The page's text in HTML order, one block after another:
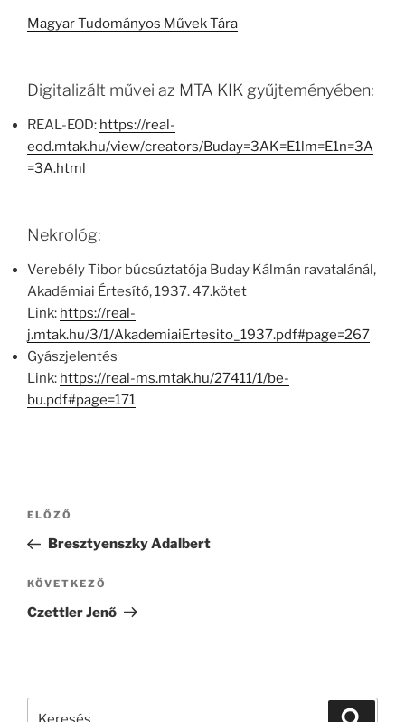
Magyar Tudományos Művek Tára
Digitalizált művei az MTA KIK gyűjteményében:
REAL-EOD: https://real-
eod.mtak.hu/view/creators/Buday=3AK=E1lm=E1n=3A
=3A.html
Nekrológ:
Verebély Tibor búcsúztatója Buday Kálmán ravatalánál,
Akadémiai Értesítő, 1937. 47.kötet
Link: https://real-
j.mtak.hu/3/1/AkademiaiErtesito_1937.pdf#page=267
Gyászjelentés
Link: https://real-ms.mtak.hu/27411/1/be-
bu.pdf#page=171
Bejegyzés
Korábbi
bejegyzés
ELŐZŐ
Bresztyenszky Adalbert
Következő
bejegyzés
KÖVETKEZŐ
Czettler Jenő